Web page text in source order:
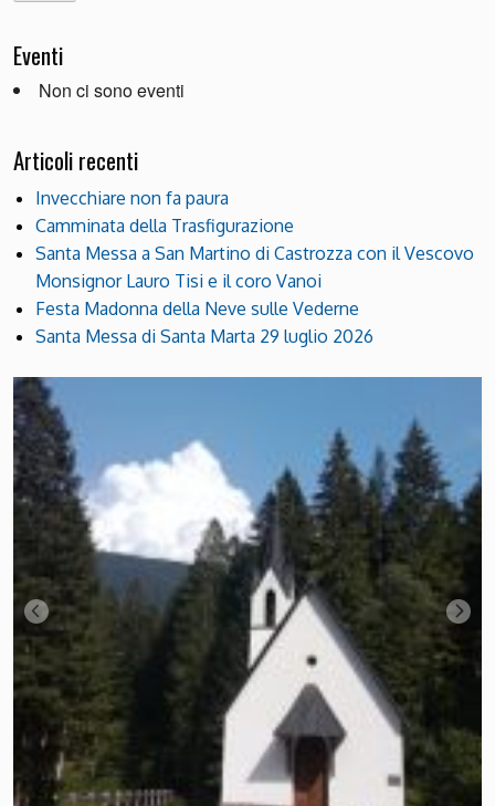
Eventi
Non ci sono eventi
Articoli recenti
Invecchiare non fa paura
Camminata della Trasfigurazione
Santa Messa a San Martino di Castrozza con il Vescovo
Monsignor Lauro Tisi e il coro Vanoi
Festa Madonna della Neve sulle Vederne
Santa Messa di Santa Marta 29 luglio 2026